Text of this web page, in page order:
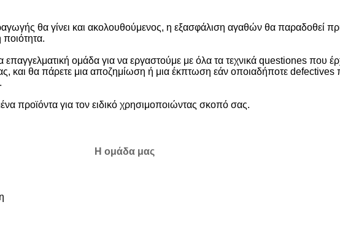
θα γίνει και ακολουθούμενος, η εξασφάλιση αγαθών θα παραδοθεί
ποιότητα.
ομάδα για να εργαστούμε με όλα τα τεχνικά questiones που
και θα πάρετε μια αποζημίωση ή μια έκπτωση εάν οποιαδήποτε defectives
προϊόντα για τον ειδικό χρησιμοποιώντας σκοπό σας.
Η ομάδα μας